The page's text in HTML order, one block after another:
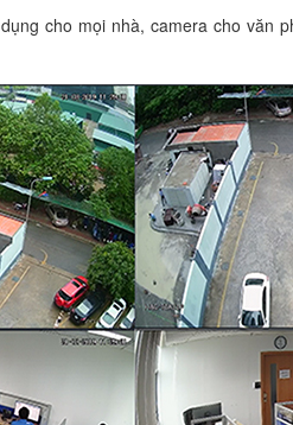
cho mọi nhà, camera cho văn